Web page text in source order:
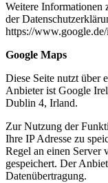
Weitere Informationen
der
https://
Google Maps
Diese Seite nutzt über
Anbieter ist Google
Dublin 4, Irland.
Zur Nutzung der
Ihre IP Adresse zu
Regel an einen Server
gespeichert. Der
Datenübertragung.